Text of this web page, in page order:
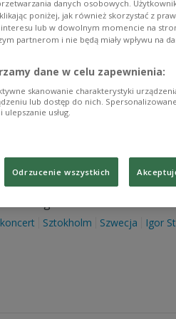
wyobrażali sobie nastrój
był znakomity kontratenor.
muzyka klasyczna
po
sztokholmskiego
koncert Sztokholm Szwecja Igor
danych osobowych.
poniżej, jak również skorzystać z
lub w dowolnym momencie na
partnerom i nie będą miały wpływu na
dane w celu zapewnienia:
skanowanie charakterystyki
lub dostęp do nich.
usług.
Odrzucenie wszystkich